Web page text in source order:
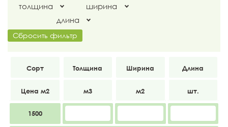
толщина
ширина
длина
Сбросить фильтр
ВС 20 120 4000
1500